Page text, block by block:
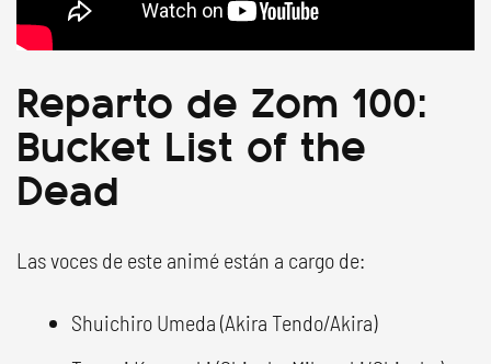
Reparto de Zom 100:
Bucket List of the
Dead
Las voces de este animé están a cargo de:
Shuichiro Umeda (Akira Tendo/Akira)